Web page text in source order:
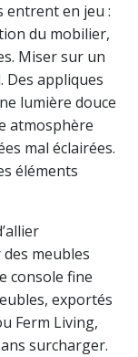
entrent en jeu :
du mobilier,
Miser sur un
Des appliques
lumière douce
atmosphère
mal éclairées.
éléments
meubles
console fine
exportés
Ferm Living,
surcharger.